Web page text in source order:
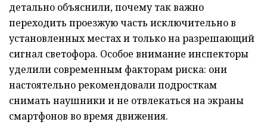
детально объяснили, почему так важно
переходить проезжую часть исключительно в
установленных местах и только на разрешающий
сигнал светофора. Особое внимание инспекторы
уделили современным факторам риска: они
настоятельно рекомендовали подросткам
снимать наушники и не отвлекаться на экраны
смартфонов во время движения.